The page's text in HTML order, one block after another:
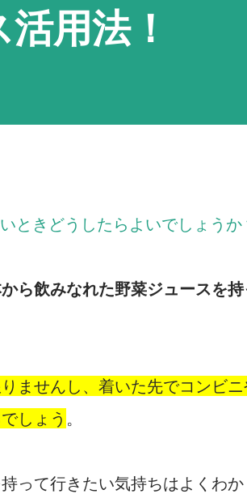
用法！
ときどうしたらよいでしょうか
ら飲みなれた野菜ジュースを
ませんし、着いた先でコンビ
しょう 。
って行きたい気持ちはよくわ